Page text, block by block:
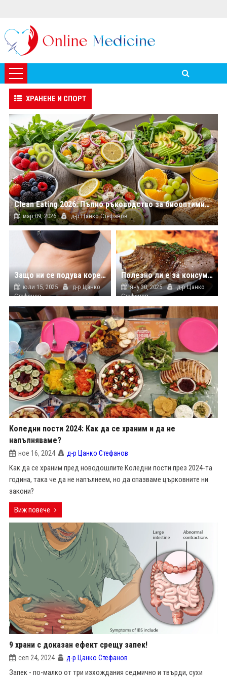
ХРАНЕНЕ И СПОРТ
Clean Eating 2026: Пълно ръководство за биооптимизация чрез хранене
мар 09, 2026 д-р Цанко Стефанов
Защо ни се подува коремът в жегите?
юли 15, 2025
д-р Цанко
Стефанов
Полезно ли е за консумация свинското месо?
яну 30, 2025
д-р Цанко
Стефанов
Коледни пости 2024: Как да се храним и да не
напълняваме?
ное 16, 2024 д-р Цанко Стефанов
Как да се храним пред новодошлите Коледни пости през 2024-та
година, така че да не напълнеем, но да спазваме църковните ни
закони?
Виж повече
9 храни с доказан ефект срещу запек!
сеп 24, 2024 д-р Цанко Стефанов
Запек - по-малко от три изхождания седмично и твърди, сухи